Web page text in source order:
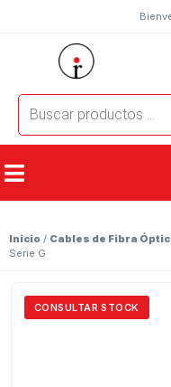
Inicio / Cables de Fibra
Serie G
CONSULTAR STOCK